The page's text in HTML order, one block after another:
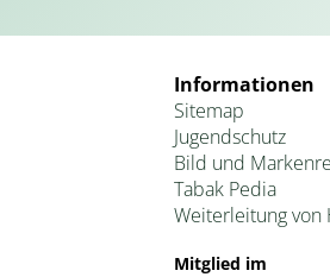
Informationen
Sitemap
Jugendschutz
Bild und
Tabak Pedia
Weiterleitung von
Mitglied im